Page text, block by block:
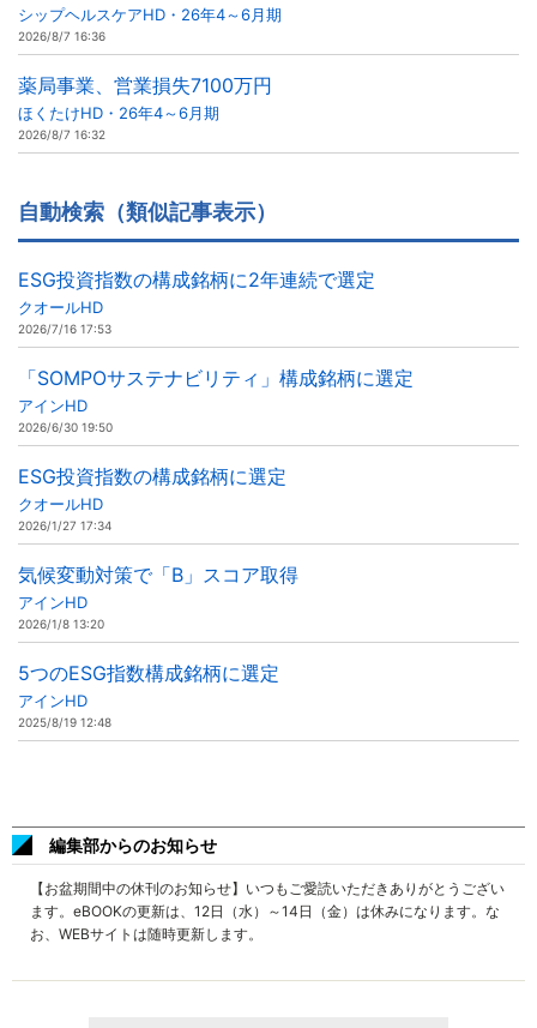
シップヘルスケアHD・26年4～6月期
2026/8/7 16:36
薬局事業、営業損失7100万円
ほくたけHD・26年4～6月期
2026/8/7 16:32
自動検索（類似記事表示）
ESG投資指数の構成銘柄に2年連続で選定
クオールHD
2026/7/16 17:53
「SOMPOサステナビリティ」構成銘柄に選定
アインHD
2026/6/30 19:50
ESG投資指数の構成銘柄に選定
クオールHD
2026/1/27 17:34
気候変動対策で「B」スコア取得
アインHD
2026/1/8 13:20
5つのESG指数構成銘柄に選定
アインHD
2025/8/19 12:48
編集部からのお知らせ
【お盆期間中の休刊のお知らせ】いつもご愛読いただきありがとうござい
ます。eBOOKの更新は、12日（水）～14日（金）は休みになります。な
お、WEBサイトは随時更新します。